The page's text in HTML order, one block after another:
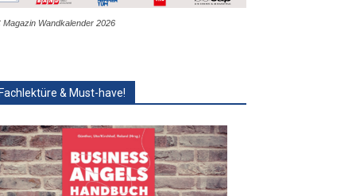
Magazin Wandkalender 2026
& Must-have!